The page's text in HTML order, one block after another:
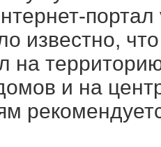
известно,
на
и на